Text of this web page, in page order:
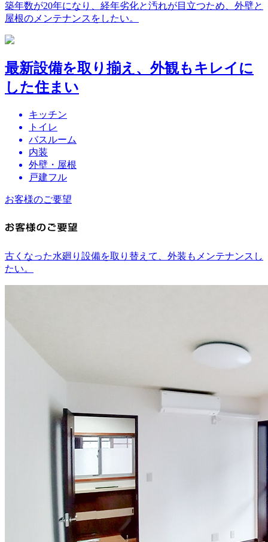
築年数が20年になり、経年劣化と汚れが目立つため、外壁と
屋根のメンテナンスをしたい。
最新設備を取り揃え、外観もキレイに
した住まい
キッチン
トイレ
バスルーム
内装
外壁・屋根
戸建フル
お客様のご要望
古くなった水廻り設備を取り替えて、外装もメンテナンスし
たい。